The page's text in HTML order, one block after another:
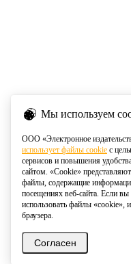
Мы используем
ООО «Электронное
использует файлы cookie с
сервисов и повышения
сайтом. «Cookie»
файлы, содержащие
посещениях веб-сайта. Если вы
использовать файлы «cookie»,
браузера.
Согласен